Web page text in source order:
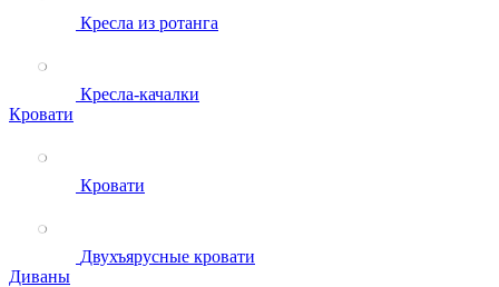
Кресла из ротанга
Кресла-качалки
Кровати
Кровати
Двухъярусные кровати
Диваны